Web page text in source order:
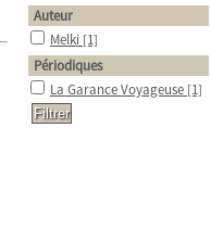
Auteur
Melki [1]
Périodiques
La Garance Voyageuse [1]